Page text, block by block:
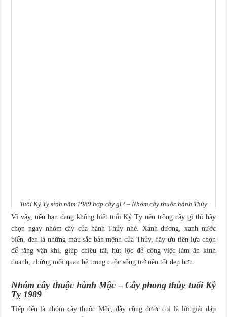
Tuổi Kỷ Tỵ sinh năm 1989 hợp cây gì? – Nhóm cây thuộc hành Thủy
Vì vậy, nếu bạn đang không biết tuổi Kỷ Tỵ nên trồng cây gì thì hãy
chọn ngay nhóm cây của hành Thủy nhé. Xanh dương, xanh nước
biển, đen là những màu sắc bản mệnh của Thủy, hãy ưu tiên lựa chọn
để tăng vận khí, giúp chiêu tài, hút lộc để công việc làm ăn kinh
doanh, những mối quan hệ trong cuộc sống trở nên tốt đẹp hơn.
Nhóm cây thuộc hành Mộc – Cây phong thủy tuổi Kỷ
Tỵ 1989
Tiếp đến là nhóm cây thuộc Mộc, đây cũng được coi là lời giải đáp